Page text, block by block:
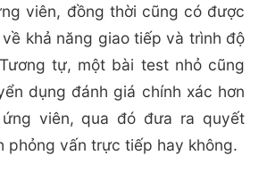
viên, đồng thời cũng có được
khả năng giao tiếp và trình độ
tự, một bài test nhỏ cũng
dụng đánh giá chính xác hơn
viên, qua đó đưa ra quyết
phỏng vấn trực tiếp hay không.